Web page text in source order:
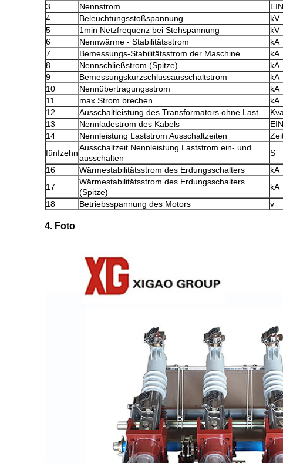
3
Nennstrom EIN
4
Beleuchtungsstoßspannung kV
5
1min Netzfrequenz bei Stehspannung kV
6
Nennwärme - Stabilitätsstrom kA
7
Bemessungs-Stabilitätsstrom der Maschine kA
8
Nennschließstrom (Spitze) kA
9
Bemessungskurzschlussausschaltstrom kA
10
Nennübertragungsstrom kA
11
max.Strom brechen kA
12
Ausschaltleistung des Transformators ohne Last Kva
13
Nennladestrom des Kabels EIN
14
Nennleistung Laststrom Ausschaltzeiten
fünfzehn
Ausschaltzeit Nennleistung Laststrom ein- und
ausschalten
S
16
Wärmestabilitätsstrom des Erdungsschalters kA
17
Wärmestabilitätsstrom des Erdungsschalters
(Spitze)
kA
18
Betriebsspannung des Motors v
4. Foto